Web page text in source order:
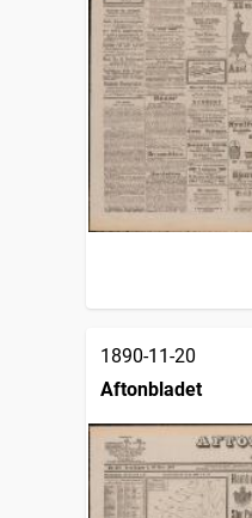
1890-11-20
Aftonbladet